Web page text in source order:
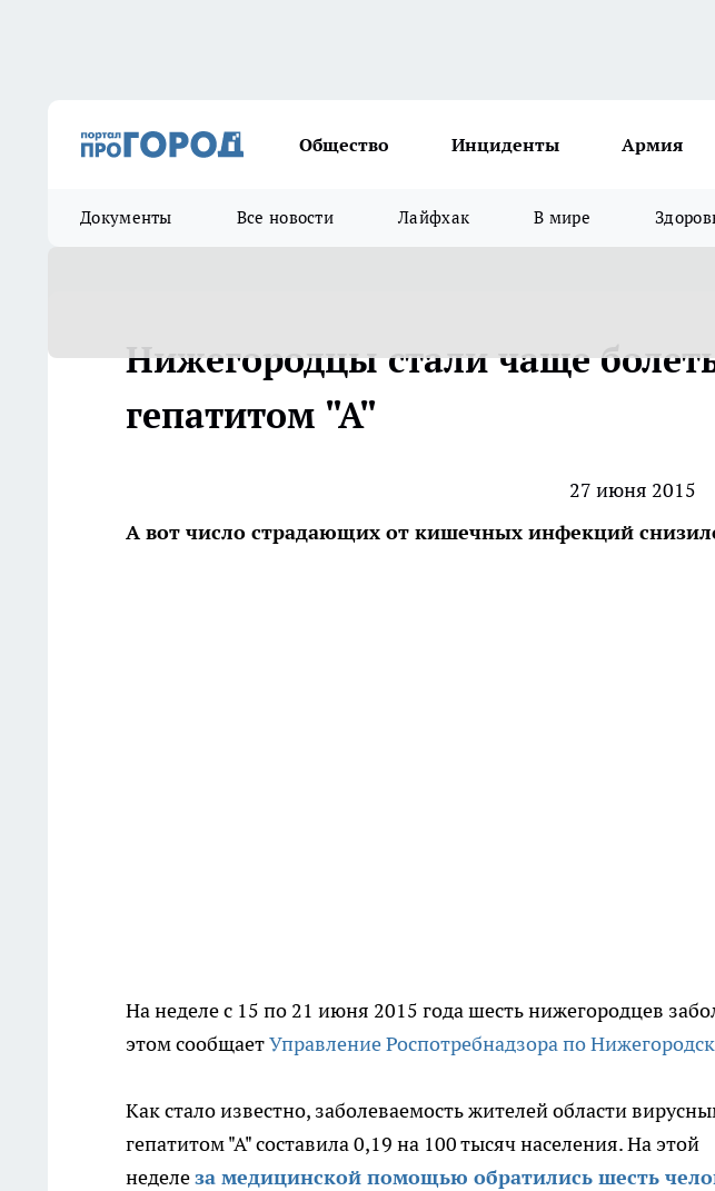
Общество Инциденты Армия
Документы Все новости Лайфхак В мире
Нижегородцы стали чаще
гепатитом "А"
27 июня 2015
А вот число страдающих от кишечных инфекций
На неделе с 15 по 21 июня 2015 года шесть нижегородцев
этом сообщаетУправление Роспотребнадзора по
Как стало известно, заболеваемость жителей области
гепатитом "А" составила 0,19 на 100 тысяч населения. На этой
неделеза медицинской помощью обратились шесть